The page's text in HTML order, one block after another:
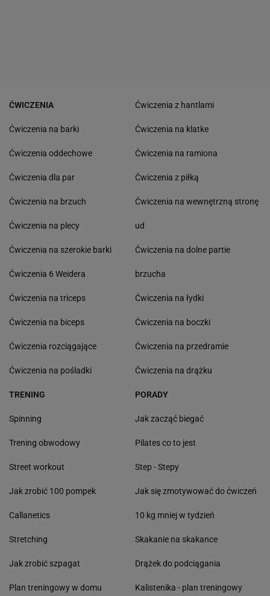
ĆWICZENIA
Ćwiczenia na barki
Ćwiczenia oddechowe
Ćwiczenia dla par
Ćwiczenia na brzuch
Ćwiczenia na plecy
Ćwiczenia na szerokie barki
Ćwiczenia 6 Weidera
Ćwiczenia na triceps
Ćwiczenia na biceps
Ćwiczenia rozciągające
Ćwiczenia na pośladki
Ćwiczenia z hantlami
Ćwiczenia na klatke
Ćwiczenia na ramiona
Ćwiczenia z piłką
Ćwiczenia na wewnętrzną stronę
ud
Ćwiczenia na dolne partie
brzucha
Ćwiczenia na łydki
Ćwiczenia na boczki
Ćwiczenia na przedramie
Ćwiczenia na drążku
TRENING
Spinning
Trening obwodowy
Street workout
Jak zrobić 100 pompek
Callanetics
Stretching
Jak zrobić szpagat
Plan treningowy w domu
PORADY
Jak zacząć biegać
Pilates co to jest
Step - Stepy
Jak się zmotywować do ćwiczeń
10 kg mniej w tydzień
Skakanie na skakance
Drążek do podciągania
Kalistenika - plan treningowy